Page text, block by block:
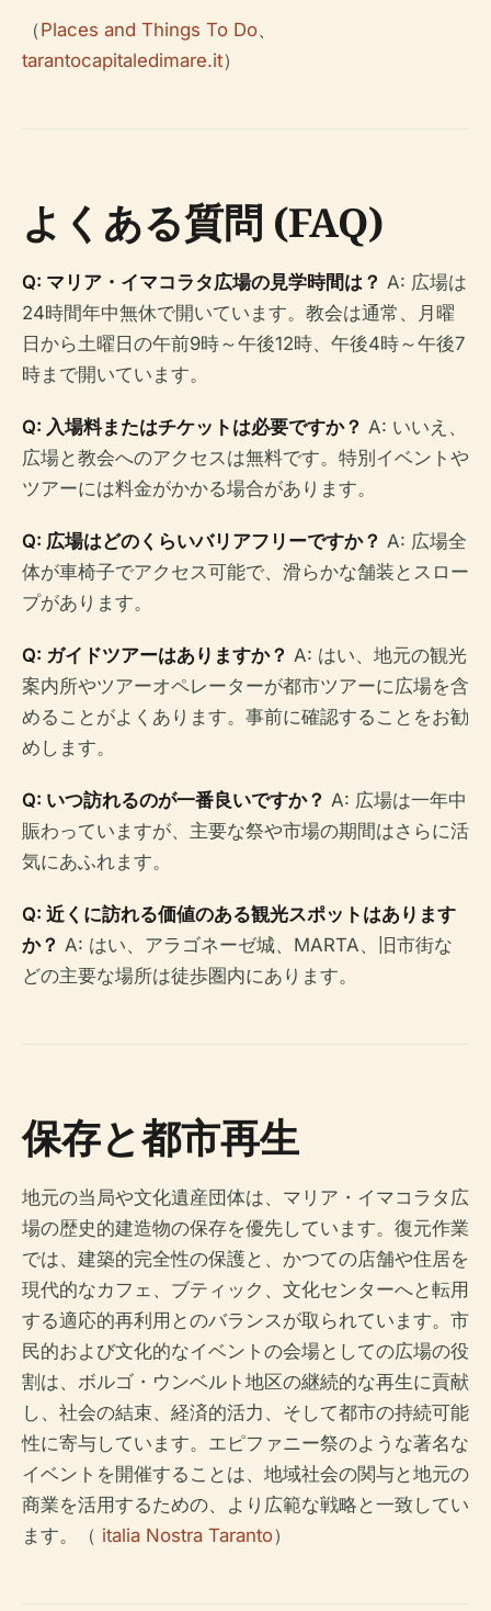
（Places and Things To Do、
tarantocapitaledimare.it）
よくある質問 (FAQ)
Q: マリア・イマコラタ広場の見学時間は？ A: 広場は
24時間年中無休で開いています。教会は通常、月曜
日から土曜日の午前9時～午後12時、午後4時～午後7
時まで開いています。
Q: 入場料またはチケットは必要ですか？ A: いいえ、
広場と教会へのアクセスは無料です。特別イベントや
ツアーには料金がかかる場合があります。
Q: 広場はどのくらいバリアフリーですか？ A: 広場全
体が車椅子でアクセス可能で、滑らかな舗装とスロー
プがあります。
Q: ガイドツアーはありますか？ A: はい、地元の観光
案内所やツアーオペレーターが都市ツアーに広場を含
めることがよくあります。事前に確認することをお勧
めします。
Q: いつ訪れるのが一番良いですか？ A: 広場は一年中
賑わっていますが、主要な祭や市場の期間はさらに活
気にあふれます。
Q: 近くに訪れる価値のある観光スポットはあります
か？ A: はい、アラゴネーゼ城、MARTA、旧市街な
どの主要な場所は徒歩圏内にあります。
保存と都市再生
地元の当局や文化遺産団体は、マリア・イマコラタ広
場の歴史的建造物の保存を優先しています。復元作業
では、建築的完全性の保護と、かつての店舗や住居を
現代的なカフェ、ブティック、文化センターへと転用
する適応的再利用とのバランスが取られています。市
民的および文化的なイベントの会場としての広場の役
割は、ボルゴ・ウンベルト地区の継続的な再生に貢献
し、社会の結束、経済的活力、そして都市の持続可能
性に寄与しています。エピファニー祭のような著名な
イベントを開催することは、地域社会の関与と地元の
商業を活用するための、より広範な戦略と一致してい
ます。（ italia Nostra Taranto）